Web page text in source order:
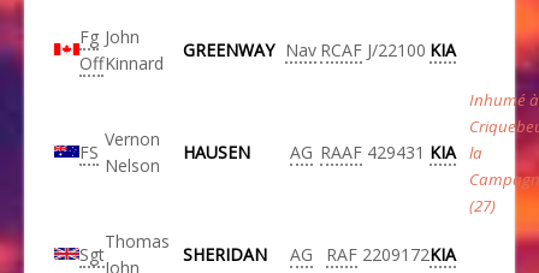
Fg
Off
John
Kinnard
GREENWAY Nav RCAF J/22100 KIA
FS
Vernon
Nelson
HAUSEN AG RAAF 429431 KIA
Inhumé à
la
(27)
Sgt
Thomas
John
SHERIDAN AG RAF 2209172KIA